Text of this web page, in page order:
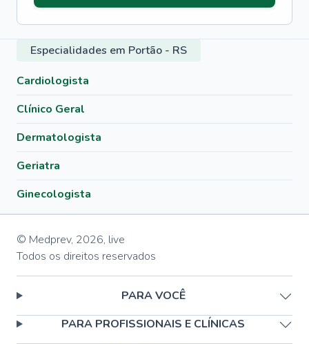
Especialidades em Portão - RS
Cardiologista
Clínico Geral
Dermatologista
Geriatra
Ginecologista
© Medprev, 2026, live
Todos os direitos reservados
PARA VOCÊ
PARA PROFISSIONAIS E CLÍNICAS